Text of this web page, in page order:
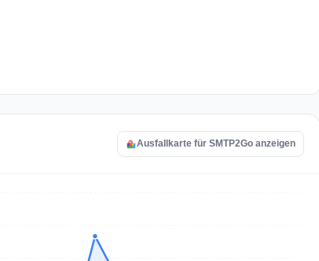
Ausfallkarte für SMTP2Go anzeigen